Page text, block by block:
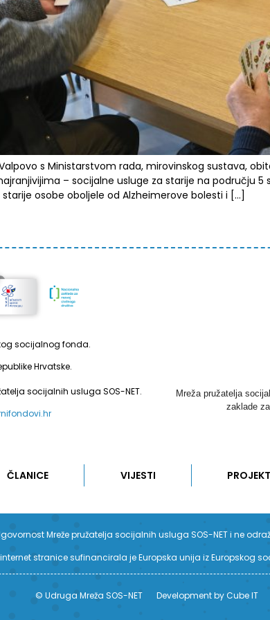
s Ministarstvom rada, mirovinskog sustava,
– socijalne usluge za starije na području 5
osobe oboljele od Alzheimerove bolesti i […]
socijalnog fonda.
Hrvatske.
socijalnih usluga SOS-NET.
Mreža pružatelja
zaklade
ČLANICE VIJESTI
Mreže pružatelja socijalnih usluga SOS-NET i ne
stranice sufinancirala je Europska unija iz Europskog
© Udruga Mreža SOS-NET Development by Cube IT